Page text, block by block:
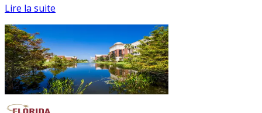
Lire la suite